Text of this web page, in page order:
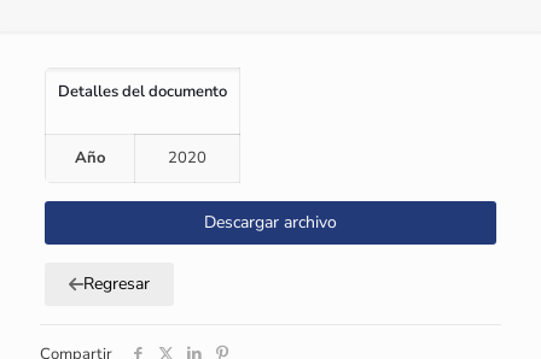
Detalles del documento
Año 2020
Descargar archivo
Regresar
Compartir